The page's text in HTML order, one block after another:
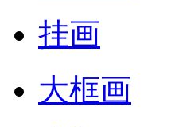
挂画
大框画